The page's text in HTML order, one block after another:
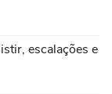
escalações e